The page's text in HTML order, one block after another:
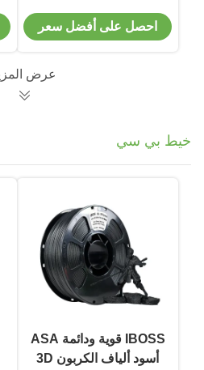
TPU مرن مع ارتداد كبير
احصل على أفضل سعر
عرض
خيط بي سي
IBOSS قوية ودائمة ASA
أسود ألياف الكربون 3D